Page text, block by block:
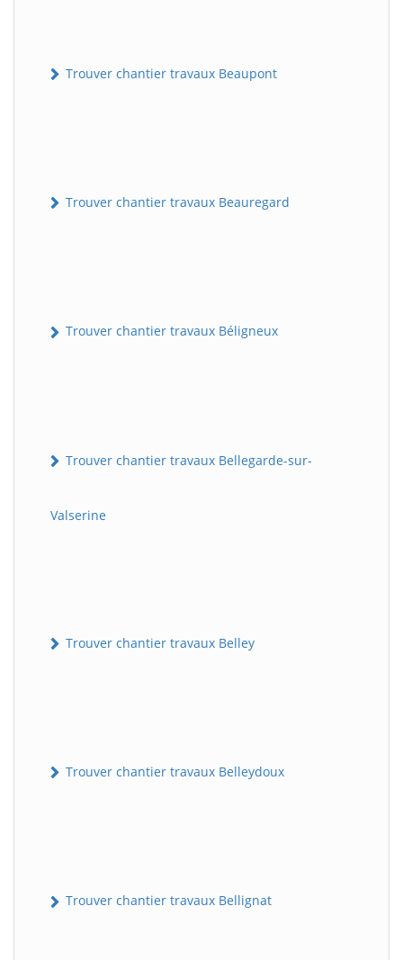
Trouver chantier travaux Beaupont
Trouver chantier travaux Beauregard
Trouver chantier travaux Béligneux
Trouver chantier travaux Bellegarde-sur-
Valserine
Trouver chantier travaux Belley
Trouver chantier travaux Belleydoux
Trouver chantier travaux Bellignat